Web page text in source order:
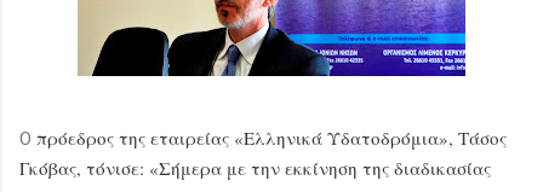
Ο πρόεδρος της εταιρείας «Ελληνικά Υδατοδρόμια», Τάσος
Γκόβας, τόνισε: «Σήμερα με την εκκίνηση της διαδικασίας